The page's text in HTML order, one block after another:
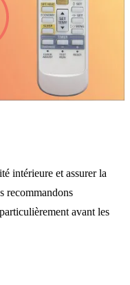
vidéo
intérieure et assurer la
recommandons
avant les